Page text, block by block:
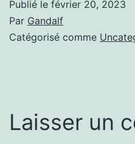
Publié le février 20, 2023
Par Gandalf
Catégorisé comme
Laisser un